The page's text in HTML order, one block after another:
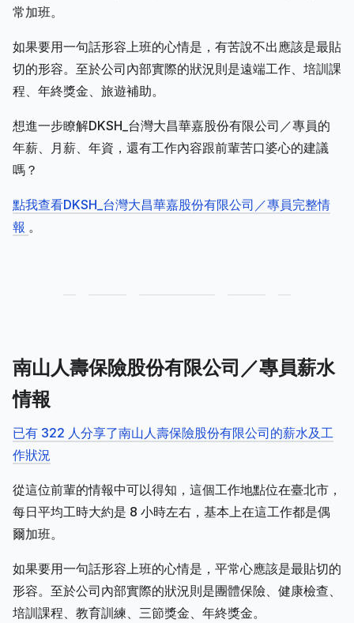
常加班。
如果要用一句話形容上班的心情是，有苦說不出應該是最貼
切的形容。至於公司內部實際的狀況則是遠端工作、培訓課
程、年終獎金、旅遊補助。
想進一步瞭解DKSH_台灣大昌華嘉股份有限公司／專員的
年薪、月薪、年資，還有工作內容跟前輩苦口婆心的建議
嗎？
點我查看DKSH_台灣大昌華嘉股份有限公司／專員完整情
報 。
南山人壽保險股份有限公司／專員薪水
情報
已有 322 人分享了南山人壽保險股份有限公司的薪水及工
作狀況
從這位前輩的情報中可以得知，這個工作地點位在臺北市，
每日平均工時大約是 8 小時左右，基本上在這工作都是偶
爾加班。
如果要用一句話形容上班的心情是，平常心應該是最貼切的
形容。至於公司內部實際的狀況則是團體保險、健康檢查、
培訓課程、教育訓練、三節獎金、年終獎金。